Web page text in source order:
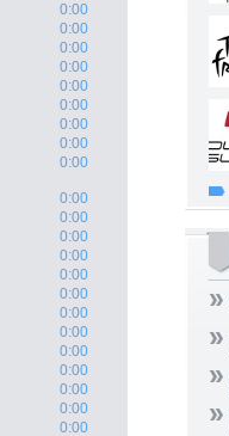
0:00
0:00
0:00
0:00
0:00
0:00
0:00
0:00
0:00
0:00
0:00
0:00
0:00
0:00
0:00
0:00
0:00
0:00
0:00
0:00
0:00
0:00